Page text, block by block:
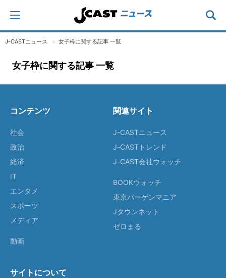
J-CASTニュース 女子枠に関する記事 一覧
女子枠に関する記事 一覧
コンテンツ
社会
政治
経済
IT
エンタメ
スポーツ
メディア
動画
関連サイト
J-CASTニュース
J-CASTトレンド
J-CAST会社ウォッチ
BOOKウォッチ
東京バーゲンマニア
Jタウンネット
ゼロまる
サイトについて